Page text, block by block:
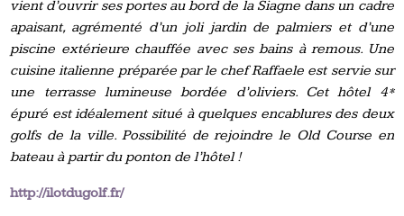
vient d’ouvrir ses portes au bord de la Siagne dans un cadre
apaisant, agrémenté d’un joli jardin de palmiers et d’une
piscine extérieure chauffée avec ses bains à remous. Une
cuisine italienne préparée par le chef Raffaele est servie sur
une terrasse lumineuse bordée d’oliviers. Cet hôtel 4*
épuré est idéalement situé à quelques encablures des deux
golfs de la ville. Possibilité de rejoindre le Old Course en
bateau à partir du ponton de l’hôtel !
http://ilotdugolf.fr/